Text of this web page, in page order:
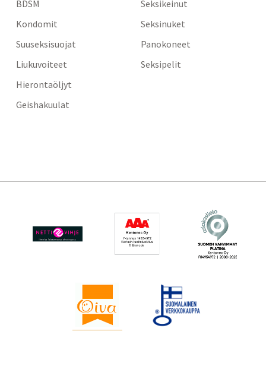
BDSM
Kondomit
Suuseksisuojat
Liukuvoiteet
Hierontaöljyt
Geishakuulat
Seksikeinut
Seksinuket
Panokoneet
Seksipelit